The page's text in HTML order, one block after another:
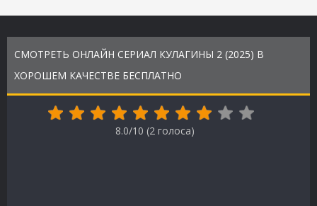
СМОТРЕТЬ ОНЛАЙН СЕРИАЛ КУЛАГИНЫ 2 (2025) В
ХОРОШЕМ КАЧЕСТВЕ БЕСПЛАТНО
8.0/10 (2 голоса)